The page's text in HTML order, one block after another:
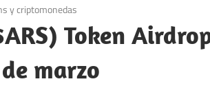
y criptomonedas
Token
marzo